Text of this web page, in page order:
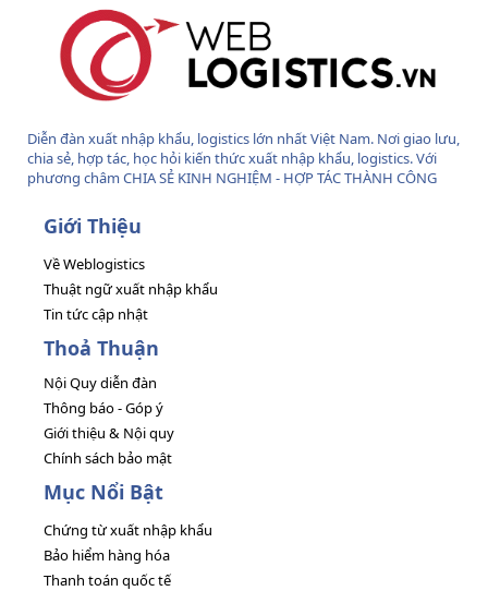
Diễn đàn xuất nhập khẩu, logistics lớn nhất Việt Nam. Nơi giao lưu,
chia sẻ, hợp tác, học hỏi kiến thức xuất nhập khẩu, logistics. Với
phương châm CHIA SẺ KINH NGHIỆM - HỢP TÁC THÀNH CÔNG
Giới Thiệu
Về Weblogistics
Thuật ngữ xuất nhập khẩu
Tin tức cập nhật
Thoả Thuận
Nội Quy diễn đàn
Thông báo - Góp ý
Giới thiệu & Nội quy
Chính sách bảo mật
Mục Nổi Bật
Chứng từ xuất nhập khẩu
Bảo hiểm hàng hóa
Thanh toán quốc tế